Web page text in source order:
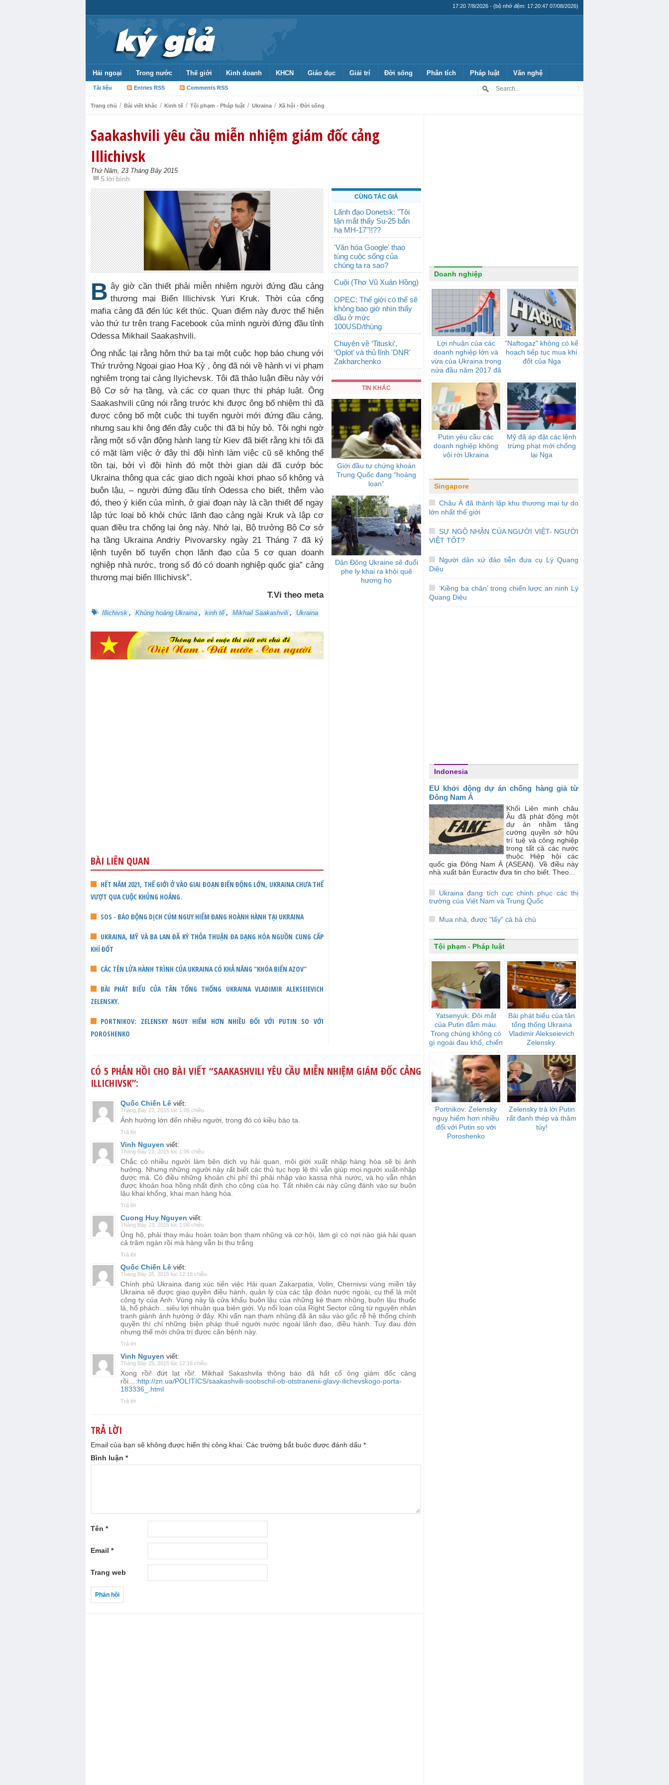
17:20 7/8/2026 - (bộ nhớ đệm: 17:20:47 07/08/2026)
Hải ngoại Trong nước Thế giới Kinh doanh KHCN Giáo dục Giải trí Đời sống Phân tích Pháp luật Văn nghệ
Tài liệu Entries RSS Comments RSS
Trang chủ / Bài viết khác / Kinh tế / Tội phạm - Pháp luật / Ukraina / Xã hội - Đời sống
Saakashvili yêu cầu miễn nhiệm giám đốc cảng
Illichivsk
Thứ Năm, 23 Tháng Bảy 2015
5 lời bình
B ây giờ cần thiết phải miễn nhiệm người đứng đầu cảng
thương mại Biển Illichivsk Yuri Kruk. Thời của cổng
mafia cảng đã đến lúc kết thúc. Quan điểm này được thể hiện
vào thứ tư trên trang Facebook của mình người đứng đầu tỉnh
Odessa Mikhail Saakashvili.
Ông nhắc lại rằng hôm thứ ba tại một cuộc họp báo chung với
Thứ trưởng Ngoại giao Hoa Kỳ , ông đã nói về hành vi vi phạm
nghiêm trọng tại cảng Ilyichevsk. Tôi đã thảo luận điều này với
Bộ Cơ sở hạ tầng, và các cơ quan thực thi pháp luật. Ông
Saakashvili cũng nói rằng trước khi được ông bổ nhiệm thì đã
được công bố một cuộc thi tuyển người mới đứng đầu cảng,
nhưng sau khi ông đến đây cuộc thi đã bị hủy bỏ. Tôi nghi ngờ
rằng một số vận động hành lang từ Kiev đã biết rằng khi tôi đã
có mặt làm việc ở đây thì đội hình làm việc cũ sẽ không thể
tồn tại, bởi vì đội hình đó một thời gian dài đã cướp bóc
Ukraina thông qua các giao dịch ngoài khơi phao số không và
buôn lậu, – người đứng đầu tỉnh Odessa cho biết, thêm vào
đó, theo ý kiến ​​của mình, ở giai đoạn này là cần thiết để ngay
lập tức loại bỏ khỏi chức lãnh đạo cảng ngài Kruk và lập cơ
quan điều tra chống lại ông này. Nhớ lại, Bộ trưởng Bộ Cơ sở
hạ tầng Ukraina Andriy Pivovarsky ngày 21 Tháng 7 đã ký
lệnh tuyên bố tuyển chọn lãnh đạo của 5 cơ quan doanh
nghiệp nhà nước, trong số đó có doanh nghiệp quốc gia” cảng
thương mại biển Illichivsk”.
T.Vi theo meta
Illichivsk , Khủng hoảng Ukraina , kinh tế , Mikhail Saakashvili , Ukraina
BÀI LIÊN QUAN
HẾT NĂM 2021, THẾ GIỚI Ở VÀO GIAI ĐOẠN BIẾN ĐỘNG LỚN, UKRAINA CHƯA THỂ
VƯỢT QUA CUỘC KHỦNG HOẢNG.
SOS - BÁO ĐỘNG DỊCH CÚM NGUY HIỂM ĐANG HOÀNH HÀNH TẠI UKRAINA
UKRAINA, MỸ VÀ BA LAN ĐÃ KÝ THỎA THUẬN ĐA DẠNG HÓA NGUỒN CUNG CẤP
KHÍ ĐỐT
CÁC TÊN LỬA HÀNH TRÌNH CỦA UKRAINA CÓ KHẢ NĂNG "KHÓA BIỂN AZOV"
BÀI PHÁT BIỂU CỦA TÂN TỔNG THỐNG UKRAINA VLADIMIR ALEKSEIEVICH
ZELENSKY.
PORTNIKOV: ZELENSKY NGUY HIỂM HƠN NHIỀU ĐỐI VỚI PUTIN SO VỚI
POROSHENKO
CÙNG TÁC GIẢ
Lãnh đạo Donetsk: "Tôi
tận mắt thấy Su-25 bắn
hạ MH-17"!!??
'Văn hóa Google' thao
túng cuộc sống của
chúng ta ra sao?
Cuội (Thơ Vũ Xuân Hồng)
OPEC: Thế giới có thể sẽ
không bao giờ nhìn thấy
dầu ở mức
100USD/thùng
Chuyện về ‘Tituski’,
‘Oplot’ và thủ lĩnh 'DNR'
Zakharchenko
TIN KHÁC
Giới đầu tư chứng khoán
Trung Quốc đang “hoảng
loạn”
Dân Đông Ukraine sẽ đuổi
phe ly khai ra khỏi quê
hương họ
CÓ 5 PHẢN HỒI CHO BÀI VIẾT “SAAKASHVILI YÊU CẦU MIỄN NHIỆM GIÁM ĐỐC CẢNG
ILLICHIVSK”:
Quốc Chiến Lê viết:
Tháng Bảy 23, 2015 lúc 1:06 chiều
Ảnh hưởng lớn đến nhiều người, trong đó có kiều bào ta.
Trả lời
Vinh Nguyen viết:
Tháng Bảy 23, 2015 lúc 1:06 chiều
Chắc có nhiều người làm bên dịch vụ hải quan, môi giới xuất nhập hàng hóa sẽ bị ảnh
hưởng. Nhưng những người này rất biết các thủ tục hợp lệ thì vẫn giúp mọi người xuất-nhập
được mà. Có điều những khoản chi phí thì phải nhập vào kassa nhà nước, và họ vẫn nhận
được khoản hoa hồng nhất định cho công của họ. Tất nhiên cái này cũng đánh vào sự buôn
lậu khai khống, khai man hàng hóa.
Trả lời
Cuong Huy Nguyen viết:
Tháng Bảy 23, 2015 lúc 1:06 chiều
Ủng hộ, phải thay máu hoàn toàn bọn tham nhũng và cơ hội, làm gì có nơi nào giá hải quan
cả trăm ngàn rồi mà hàng vẫn bị thu trắng
Trả lời
Quốc Chiến Lê viết:
Tháng Bảy 25, 2015 lúc 12:16 chiều
Chính phủ Ukraina đang xúc tiến việc Hải quan Zakarpatia, Volin, Chernivsi vùng miền tây
Ukraina sẽ được giao quyền điều hành, quản lý của các tập đoàn nước ngoài, cụ thể là một
công ty của Anh. Vùng này là cửa khẩu buôn lậu của những kẻ tham nhũng, buôn lậu thuốc
lá, hổ phách…siêu lợi nhuận qua biên giới. Vụ nổi loạn của Right Sector cũng từ nguyên nhân
tranh giành ảnh hưởng ở đây. Khi vấn nạn tham nhũng đã ăn sâu vào gốc rễ hệ thống chính
quyền thì chỉ những biện pháp thuê người nước ngoài lãnh đạo, điều hành. Tuy đau đớn
nhưng thế mới chữa trị được căn bệnh này.
Trả lời
Vinh Nguyen viết:
Tháng Bảy 25, 2015 lúc 12:16 chiều
Xong rồi! đứt lạt rồi!. Mikhail Sakashvila thông báo đã hất cổ ông giám đốc cảng
rồi…:http://zn.ua/POLITICS/saakashvili-soobschil-ob-otstranenii-glavy-ilichevskogo-porta-
183336_.html
Trả lời
TRẢ LỜI
Email của bạn sẽ không được hiển thị công khai. Các trường bắt buộc được đánh dấu *
Bình luận *
Tên *
Email *
Trang web
Doanh nghiệp
Lợi nhuận của các
doanh nghiệp lớn và
vừa của Ukraina trong
nửa đầu năm 2017 đã
"Naftogaz" không có kế
hoạch tiếp tục mua khí
đốt của Nga
Putin yêu cầu các
doanh nghiệp không
vội rời Ukraina
Mỹ đã áp đặt các lệnh
trừng phạt mới chống
lại Nga
Singapore
Châu Á đã thành lập khu thương mại tự do
lớn nhất thế giới
SỰ NGỘ NHẬN CỦA NGƯỜI VIỆT- NGƯỜI
VIỆT TỐT?
Người dân xứ đảo tiễn đưa cụ Lý Quang
Diệu
‘Kiềng ba chân’ trong chiến lược an ninh Lý
Quang Diệu
Indonesia
EU khởi động dự án chống hàng giả từ
Đông Nam Á
Khối Liên minh châu
Âu đã phát động một
dự án nhằm tăng
cường quyền sở hữu
trí tuệ và công nghiệp
trong tất cả các nước
thuộc Hiệp hội các
quốc gia Đông Nam Á (ASEAN). Về điều này
nhà xuất bản Euractiv đưa tin cho biết. Theo...
Ukraina đang tích cực chinh phục các thị
trường của Việt Nam và Trung Quốc
Mua nhà, được "lấy" cả bà chủ
Tội phạm - Pháp luật
Yatsenyuk: Đôi mắt
của Putin đẫm máu.
Trong chúng không có
gì ngoài đau khổ, chiến
Bài phát biểu của tân
tổng thống Ukraina
Vladimir Alekseievich
Zelensky.
Portnikov: Zelensky
nguy hiểm hơn nhiều
đối với Putin so với
Poroshenko
Zelensky trả lời Putin
rất đanh thép và thâm
túy!